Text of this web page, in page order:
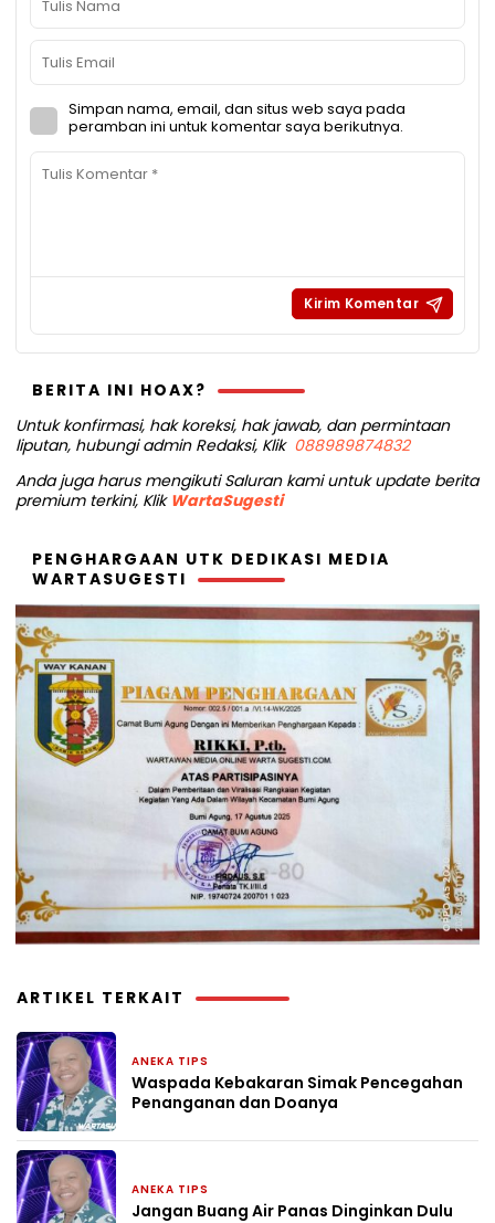
Simpan nama, email, dan situs web saya pada
peramban ini untuk komentar saya berikutnya.
BERITA INI HOAX?
Untuk konfirmasi, hak koreksi, hak jawab, dan permintaan
liputan, hubungi admin Redaksi, Klik 088989874832
Anda juga harus mengikuti Saluran kami untuk update berita
premium terkini, Klik WartaSugesti
PENGHARGAAN UTK DEDIKASI MEDIA
WARTASUGESTI
ARTIKEL TERKAIT
ANEKA TIPS
Waspada Kebakaran Simak Pencegahan
Penanganan dan Doanya
ANEKA TIPS
Jangan Buang Air Panas Dinginkan Dulu